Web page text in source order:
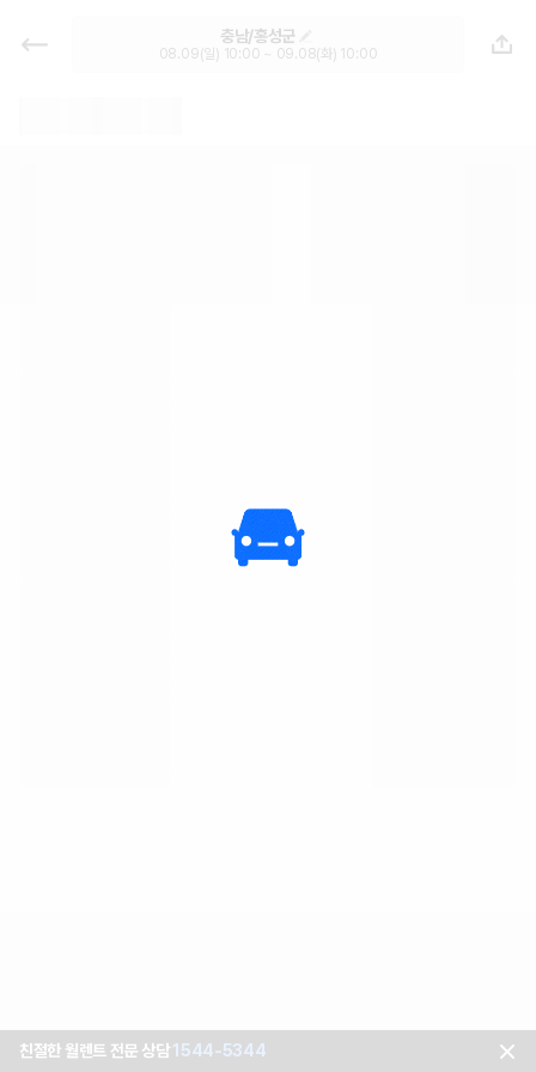
충남 렌트카 - 홍성군 월렌트 추천 |
최저가 한눈에 가격비교 렌트카 카모
충남/홍성군
08.09(일) 10:00 ~ 09.08(화) 10:00
친절한 월렌트 전문 상담1544-5344